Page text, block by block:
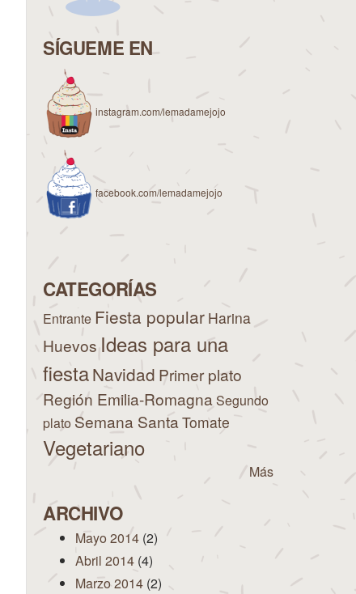
SÍGUEME EN
instagram.com/lemadamejojo
facebook.com/lemadamejojo
CATEGORÍAS
Entrante Fiesta popular Harina
Huevos Ideas para una
fiestaNavidad Primer plato
Región Emilia-Romagna Segundo
plato Semana Santa Tomate
Vegetariano
Más
ARCHIVO
Mayo 2014 (2)
Abril 2014 (4)
Marzo 2014 (2)